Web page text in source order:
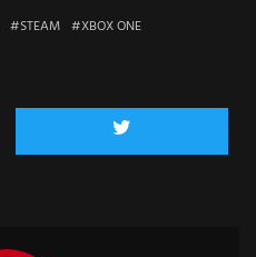
STEAM XBOX ONE